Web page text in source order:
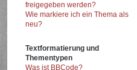
freigegeben werden?
Wie markiere ich ein Thema als
neu?
Textformatierung und
Thementypen
Was ist BBCode?